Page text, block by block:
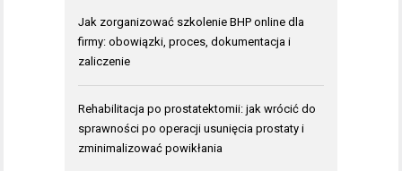
Jak zorganizować szkolenie BHP online dla
firmy: obowiązki, proces, dokumentacja i
zaliczenie
Rehabilitacja po prostatektomii: jak wrócić do
sprawności po operacji usunięcia prostaty i
zminimalizować powikłania